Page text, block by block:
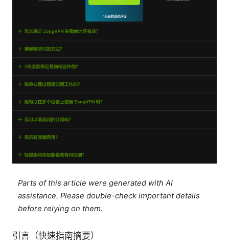
Parts of this article were generated with AI
assistance. Please double-check important details
before relying on them.
引言（快速指南摘要）